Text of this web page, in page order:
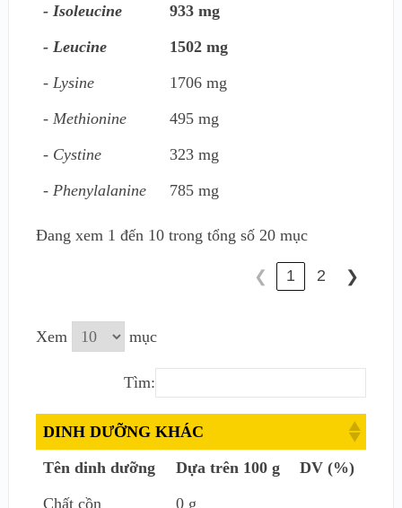
- Isoleucine
933 mg
- Leucine
1502 mg
- Lysine
1706 mg
- Methionine
495 mg
- Cystine
323 mg
- Phenylalanine
785 mg
Đang xem 1 đến 10 trong tổng số 20 mục
❮ 1 2 ❯
Xem mục
Tìm:
DINH DƯỠNG KHÁC
Tên dinh dưỡng
Dựa trên 100 g
DV (%)
Chất cồn
0 g